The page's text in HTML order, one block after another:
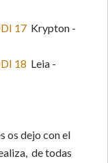
17 Krypton -
18 Leia -
os dejo con el
de todas